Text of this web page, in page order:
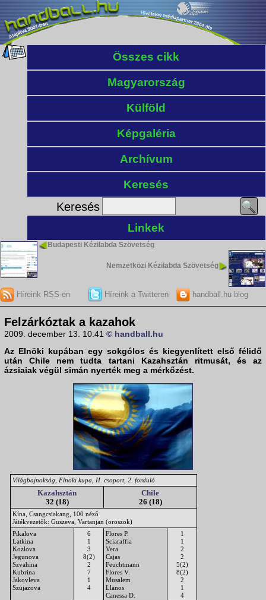
Összes cikk
Magyarország
Külföld
Képgaléria
Archívum
Keresés
Keresés
Linkek
Budapesti Kézilabda Szövetség
Nemzetközi Kézilabda Szövetség
Híreink RSS-en Híreink a Twitteren handball.hu blog
Felzárkóztak a kazahok
2009. december 13. 10:41 © handball.hu
Az Elnöki kupában egy sokgólos és kiegyenlített első félidő
utánChile nem tudta tartani Kazahsztán ritmusát, és az
ázsiaiak végül simán nyerték meg a mérkőzést.
Világbajnokság, Elnöki kupa, II. csoport, 2. forduló
Kazahsztán
32 (18)
Chile
26 (18)
Kína, Csangcsiakang, 100 néző
Játékvezetők: Guszeva, Vartanjan (oroszok)
Pikalova
Latkina
Kozlova
Jegunova
Szvahina
Kubrina
Jakovleva
Szujazova
6
1
3
8(2)
2
7
1
4
Flores P.
Sciaraffia
Vera
Cajas
Feuchtmann
Flores V.
Musalem
Llanos
Canessa D.
1
1
2
2
5(2)
8(2)
2
1
4